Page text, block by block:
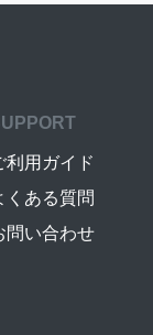
利用ガイド
くある質問
問い合わせ